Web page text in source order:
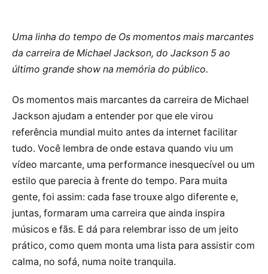
Uma linha do tempo de Os momentos mais marcantes
da carreira de Michael Jackson, do Jackson 5 ao
último grande show na memória do público.
Os momentos mais marcantes da carreira de Michael
Jackson ajudam a entender por que ele virou
referência mundial muito antes da internet facilitar
tudo. Você lembra de onde estava quando viu um
vídeo marcante, uma performance inesquecível ou um
estilo que parecia à frente do tempo. Para muita
gente, foi assim: cada fase trouxe algo diferente e,
juntas, formaram uma carreira que ainda inspira
músicos e fãs. E dá para relembrar isso de um jeito
prático, como quem monta uma lista para assistir com
calma, no sofá, numa noite tranquila.